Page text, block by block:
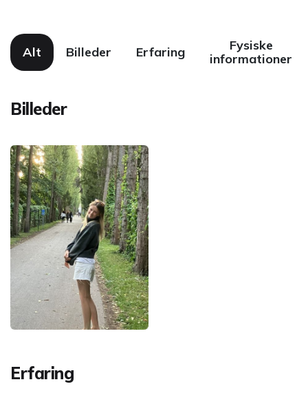
Alt Billeder Erfaring
Fysiske
informationer
Billeder
Erfaring